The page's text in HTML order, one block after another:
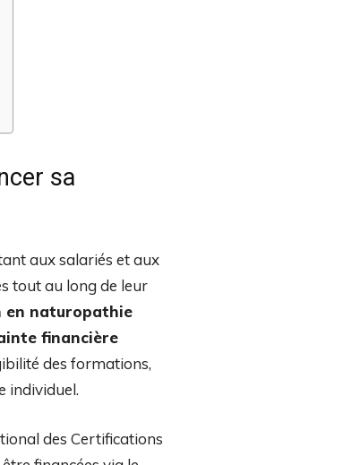
sa
aux salariés et aux
tout au long de leur
en naturopathie
financière
des formations,
individuel.
des Certifications